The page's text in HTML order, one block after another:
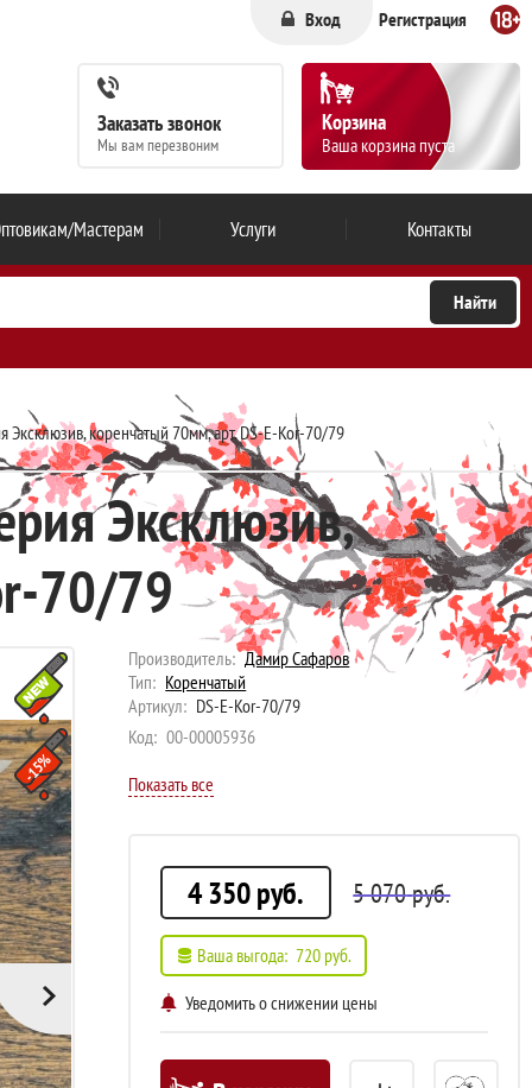
Вход Регистрация
Заказать звонок
Мы вам перезвоним
Корзина
Ваша корзина пуста
Мастерам Услуги Контакты
Эксклюзив, коренчатый 70мм, арт. DS-E-Kor-70/79
Эксклюзив,
70/79
15%
Производитель: Дамир Сафаров
Тип: Коренчатый
Артикул: DS-E-Kor-70/79
Код: 00-00005936
Показать все
4 350руб. 5 070руб.
Ваша выгода: 720 руб.
Уведомить о снижении цены